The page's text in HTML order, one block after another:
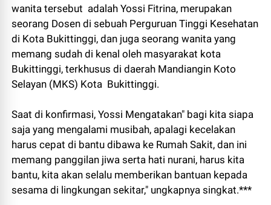
wanita tersebut adalah Yossi Fitrina, merupakan
seorang Dosen di sebuah Perguruan Tinggi Kesehatan
di Kota Bukittinggi, dan juga seorang wanita yang
memang sudah di kenal oleh masyarakat kota
Bukittinggi, terkhusus di daerah Mandiangin Koto
Selayan (MKS) Kota Bukittinggi.
Saat di konfirmasi, Yossi Mengatakan" bagi kita siapa
saja yang mengalami musibah, apalagi kecelakan
harus cepat di bantu dibawa ke Rumah Sakit, dan ini
memang panggilan jiwa serta hati nurani, harus kita
bantu, kita akan selalu memberikan bantuan kepada
sesama di lingkungan sekitar," ungkapnya singkat.***